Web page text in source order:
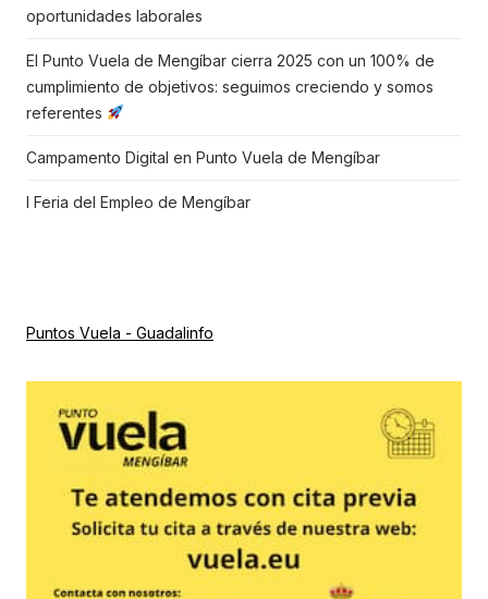
oportunidades laborales
El Punto Vuela de Mengíbar cierra 2025 con un 100% de
cumplimiento de objetivos: seguimos creciendo y somos
referentes
Campamento Digital en Punto Vuela de Mengíbar
I Feria del Empleo de Mengíbar
Puntos Vuela - Guadalinfo